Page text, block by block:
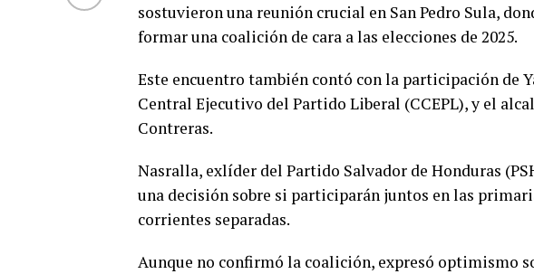
sostuvieron una reunión crucial en San Pedro Sula,
formar una coalición de cara a las elecciones de 2025.
Este encuentro también contó con la participación de
Central Ejecutivo del Partido Liberal (CCEPL), y el
Contreras.
Nasralla, exlíder del Partido Salvador de Honduras
una decisión sobre si participarán juntos en las
corrientes separadas.
Aunque no confirmó la coalición, expresó optimismo